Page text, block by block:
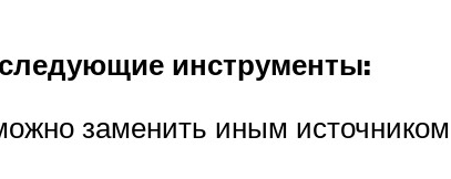
инструменты:
заменить иным